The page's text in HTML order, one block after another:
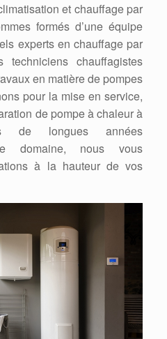
et chauffage par
formés d’une équipe
experts en chauffage par
chauffagistes
en matière de pompes
pour la mise en service,
de pompe à chaleur à
de longues années
domaine, nous vous
à la hauteur de vos